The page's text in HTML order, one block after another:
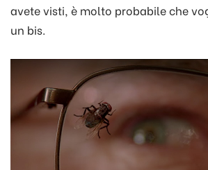
avete visti, è molto probabile che
un bis.